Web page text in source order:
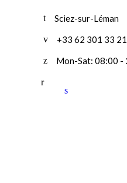
Sciez-sur-Léman
+33 62 301 33 21
Mon-Sat: 08:00 -